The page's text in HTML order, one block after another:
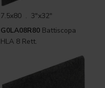
7.5x80 . 3"x32"
G0LA08R80 Battiscopa
HLA 8 Rett.